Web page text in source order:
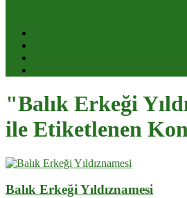
"Balık Erkeği
ile Etiketlenen
Balık Erkeği Yıldıznamesi